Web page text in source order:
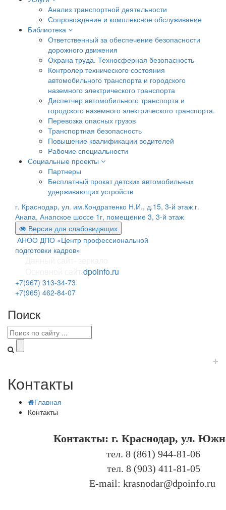
Анализ транспортной деятельности
Сопровождение и комплексное обслуживание
Библиотека
Ответственный за обеспечение безопасности
дорожного движения
Охрана труда. Техносферная безопасность
Контролер технического состояния
автомобильного транспорта и городского
наземного электрического транспорта
Диспетчер автомобильного транспорта и
городского наземного электрического транспорта.
Перевозка опасных грузов
Транспортная безопасность
Повышение квалификации водителей
Рабочие специальности
Социальные проекты
Партнеры
Бесплатный прокат детских автомобильных
удерживающих устройств
г. Краснодар, ул. им.Кондратенко Н.И., д.15, 3-й этаж г.
Анапа, Анапское шоссе 1г, помещение 3, 3-й этаж
Версия для слабовидящих
АНОО ДПО «Центр профессиональной
подготовки кадров»
dpoinfo.ru
+7(967) 313-34-73
+7(965) 462-84-07
Поиск
+
Контакты
Главная
Контакты
Контакты: г. Краснодар, ул.
тел. 8 (861) 944-81-06
тел. 8 (903) 411-81-05
E-mail: krasnodar@dpoinfo.ru